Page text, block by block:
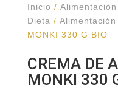
Inicio / Alimentación
Dieta / Alimentación
MONKI 330 G BIO
CREMA DE
MONKI 330